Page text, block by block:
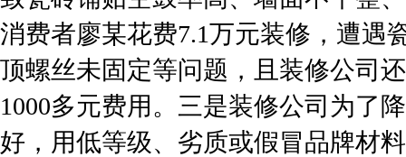
消费者廖某花费7.1万元装修，遭遇
顶螺丝未固定等问题，且装修公司
1000多元费用。三是装修公司为了
好，用低等级、劣质或假冒品牌材